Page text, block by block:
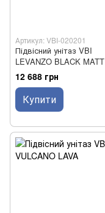
Артикул: VBI-020201
Підвісний унітаз VBI
LEVANZO BLACK MATT
12 688 грн
Купити